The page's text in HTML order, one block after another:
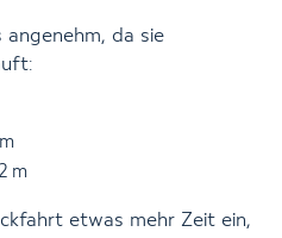
da sie
m
etwas mehr Zeit ein,